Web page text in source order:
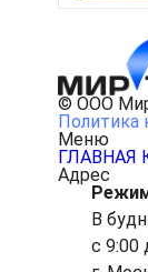
© ООО
Политика
Меню
ГЛАВНАЯ
Адрес
В
с 9:00